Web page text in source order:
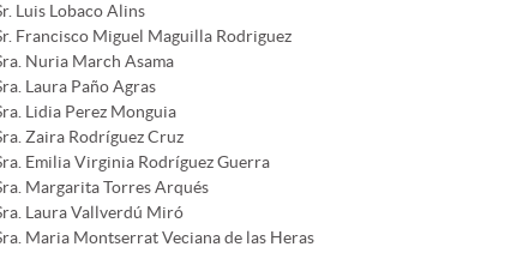
Luis Lobaco Alins
Francisco Miguel Maguilla Rodriguez
Nuria March Asama
Laura Paño Agras
Lidia Perez Monguia
Zaira Rodríguez Cruz
Emilia Virginia Rodríguez Guerra
Margarita Torres Arqués
Laura Vallverdú Miró
Maria Montserrat Veciana de las Heras